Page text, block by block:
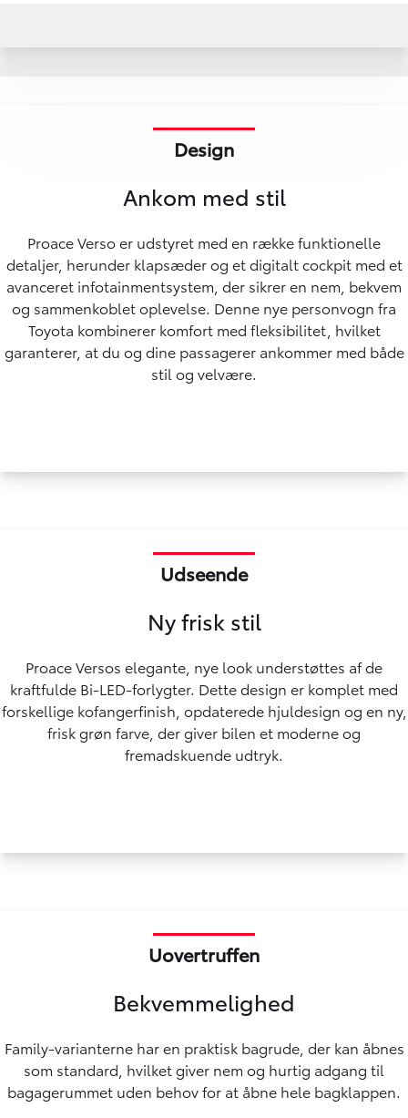
Design
Ankom med stil
Proace Verso er udstyret med en række funktionelle
detaljer, herunder klapsæder og et digitalt cockpit med et
avanceret infotainmentsystem, der sikrer en nem, bekvem
og sammenkoblet oplevelse. Denne nye personvogn fra
Toyota kombinerer komfort med fleksibilitet, hvilket
garanterer, at du og dine passagerer ankommer med både
stil og velvære.
Udseende
Ny frisk stil
Proace Versos elegante, nye look understøttes af de
kraftfulde Bi-LED-forlygter. Dette design er komplet med
forskellige kofangerfinish, opdaterede hjuldesign og en ny,
frisk grøn farve, der giver bilen et moderne og
fremadskuende udtryk.
Uovertruffen
Bekvemmelighed
Family-varianterne har en praktisk bagrude, der kan åbnes
som standard, hvilket giver nem og hurtig adgang til
bagagerummet uden behov for at åbne hele bagklappen.